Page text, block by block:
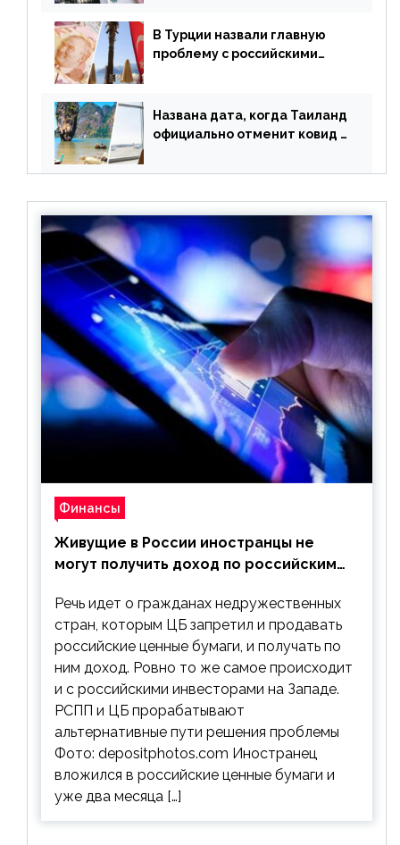
В Турции назвали главную
проблему с российскими
Названа дата, когда Таиланд
официально отменит ковид и
Финансы
Живущие в России иностранцы не
могут получить доход по российским
Речь идет о гражданах недружественных
стран, которым ЦБ запретил и продавать
российские ценные бумаги, и получать по
ним доход. Ровно то же самое происходит
и с российскими инвесторами на Западе.
РСПП и ЦБ прорабатывают
альтернативные пути решения проблемы
Фото: depositphotos.com Иностранец
вложился в российские ценные бумаги и
уже два месяца […]